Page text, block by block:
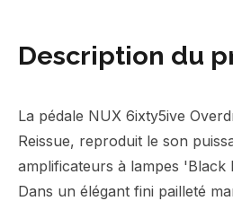
Description du
La pédale NUX 6ixty5ive
Reissue, reproduit le son
amplificateurs à lampes 'Black
Dans un élégant fini pailleté